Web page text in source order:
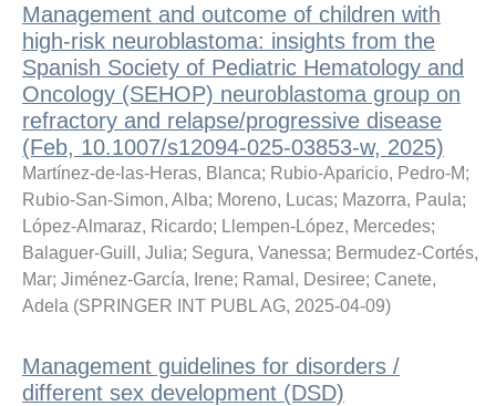
Management and outcome of children with
high-risk neuroblastoma: insights from the
Spanish Society of Pediatric Hematology and
Oncology (SEHOP) neuroblastoma group on
refractory and relapse/progressive disease
(Feb, 10.1007/s12094-025-03853-w, 2025)
Martínez-de-las-Heras, Blanca; Rubio-Aparicio, Pedro-M;
Rubio-San-Simon, Alba; Moreno, Lucas; Mazorra, Paula;
López-Almaraz, Ricardo; Llempen-López, Mercedes;
Balaguer-Guill, Julia; Segura, Vanessa; Bermudez-Cortés,
Mar; Jiménez-García, Irene; Ramal, Desiree; Canete,
Adela (SPRINGER INT PUBL AG, 2025-04-09)
Management guidelines for disorders /
different sex development (DSD)